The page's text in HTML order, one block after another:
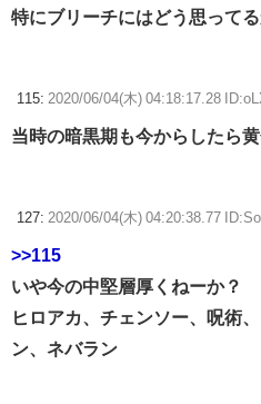
特にブリーチにはどう思って
115: 2020/06/04(木) 04:18:17.28
当時の暗黒期も今からしたら
127: 2020/06/04(木) 04:20:38.77
>>115
いや今の中堅層厚くねーか？
ヒロアカ、チェンソー、呪術
ン、ネバラン